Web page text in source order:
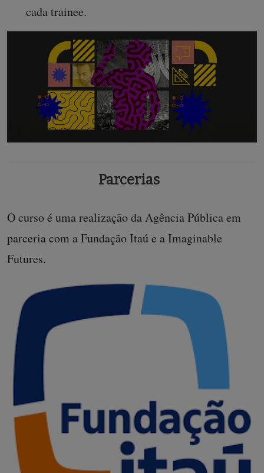
cada trainee.
Parcerias
O curso é uma realização da Agência Pública em
parceria com a Fundação Itaú e a Imaginable
Futures.